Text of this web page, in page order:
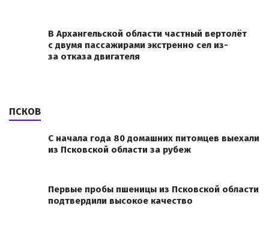
В Архангельской области частный вертолёт
с двумя пассажирами экстренно сел из-
за отказа двигателя
ПСКОВ
С начала года 80 домашних питомцев выехали
из Псковской области за рубеж
Первые пробы пшеницы из Псковской области
подтвердили высокое качество